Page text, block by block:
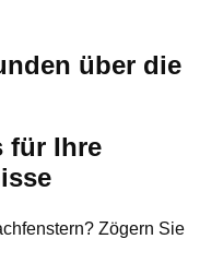
über die
für Ihre
Zögern Sie